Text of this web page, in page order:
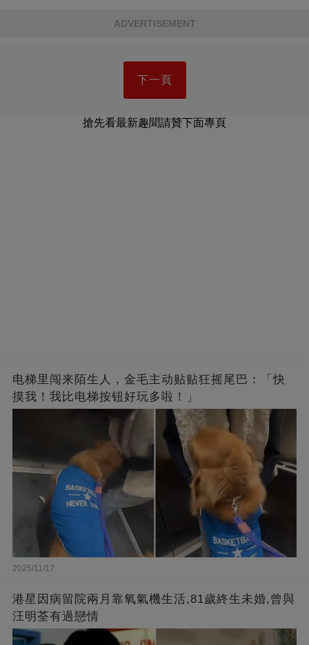
ADVERTISEMENT
下一頁
搶先看最新趣聞請贊下面專頁
电梯里闯来陌生人，金毛主动贴贴狂摇尾巴：「快
摸我！我比电梯按钮好玩多啦！」
2025/11/17
港星因病留院兩月靠氧氣機生活,81歲終生未婚,曾與
汪明荃有過戀情